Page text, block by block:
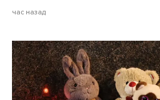
час назад